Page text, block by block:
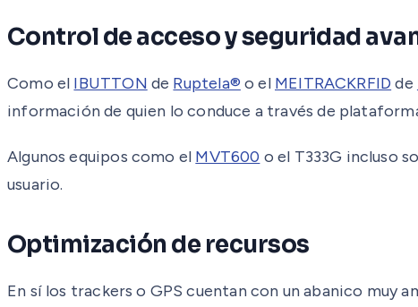
Control de acceso y seguridad
Como el IBUTTON de Ruptela® o el MEITRACKRFID de
información de quien lo conduce a través de
Algunos equipos como el MVT600 o el T333G incluso
usuario.
Optimización de recursos
En sí los trackers o GPS cuentan con un abanico muy